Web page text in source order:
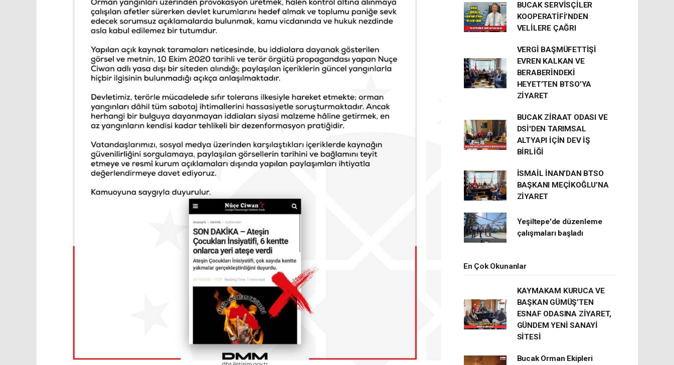
BUCAK SERVİSÇİLER
KOOPERATİFİ’NDEN
VELİLERE ÇAĞRI
VERGİ BAŞMÜFETTİŞİ
EVREN KALKAN VE
BERABERİNDEKİ
HEYET’TEN BTSO’YA
ZİYARET
BUCAK ZİRAAT ODASI VE
DSİ'DEN TARIMSAL
ALTYAPI İÇİN DEV İŞ
BİRLİĞİ
İSMAİL İNAN’DAN BTSO
BAŞKANI MEÇİKOĞLU’NA
ZİYARET
Yeşiltepe'de düzenleme
çalışmaları başladı
En Çok Okunanlar
KAYMAKAM KURUCA VE
BAŞKAN GÜMÜŞ’TEN
ESNAF ODASINA ZİYARET,
GÜNDEM YENİ SANAYİ
SİTESİ
Bucak Orman Ekipleri